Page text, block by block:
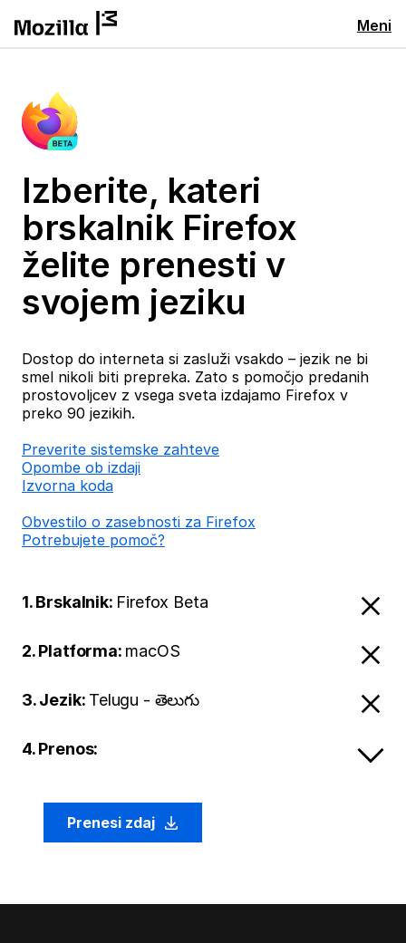
Meni
Izberite, kateri
brskalnik Firefox
želite prenesti v
svojem jeziku
Dostop do interneta si zasluži vsakdo – jezik ne bi
smel nikoli biti prepreka. Zato s pomočjo predanih
prostovoljcev z vsega sveta izdajamo Firefox v
preko 90 jezikih.
Preverite sistemske zahteve
Opombe ob izdaji
Izvorna koda
Obvestilo o zasebnosti za Firefox
Potrebujete pomoč?
1. Brskalnik: Firefox Beta
2. Platforma: macOS
3. Jezik: Telugu - తెలుగు
4. Prenos:
Prenesi zdaj